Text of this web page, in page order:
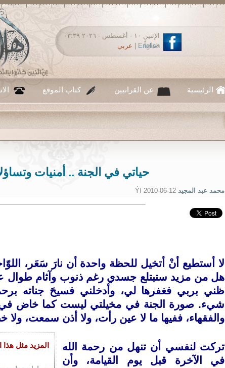
الإثنين ١٠ - أغسطس - ٢٠٢٦ ٠٣:٣٩
صباحاً
English عربي
الرئيسية عن القرانيين كتاب الموقع
اللهم
حياتي في الجنة .. أمنيات
محمد عبد المجيد Ýí 2010-06-12
لا أستطيع أنْ أتخيل للحظة واحدة أن نارَ سَعَر،
هل من مزيد ستبتلع جسدي رغم ذنوب وآثام
ظني بربي فغفرها لي، وأدخلني فسيحَ جناته
شيء. صورة الجنة في مخيلتي ليست كما خاض في
والفقهاء، ففيها ما لا عين رأت، ولا أذن سمعت،
المزيد مثل هذا
تركت لنفسي أن تنهل من رحمة الله
في الآخرة قبل يوم القيامة، وأن